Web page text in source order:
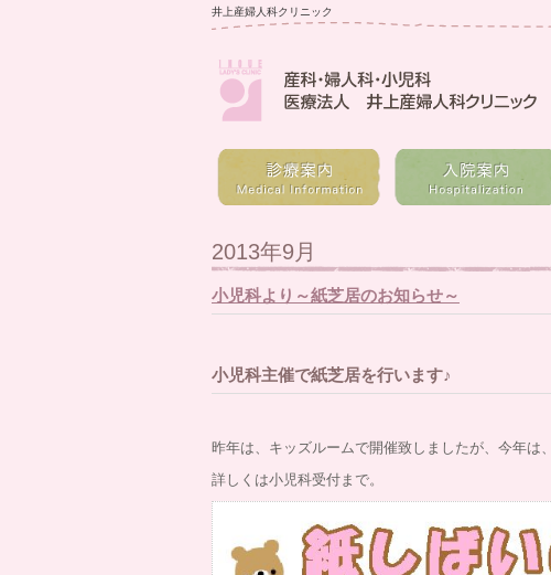
井上産婦人科クリニック
2013年9月
小児科より～紙芝居のお知らせ～
小児科主催で紙芝居を行います♪
昨年は、キッズルームで開催致しましたが、今年は
詳しくは小児科受付まで。